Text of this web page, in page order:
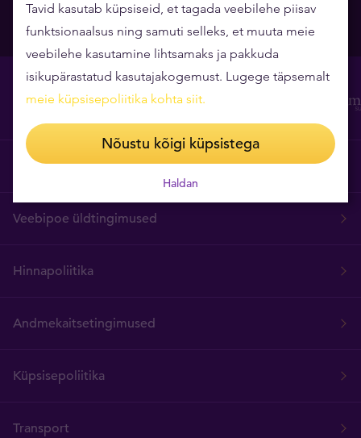
07.08.2026
KKK
Veebipoe üldtingimused
Hinnapoliitika
Andmekaitsetingimused
Küpsisepoliitika
Transport
Tavid kasutab küpsiseid, et tagada veebilehe piisav
funktsionaalsus ning samuti selleks, et muuta meie
veebilehe kasutamine lihtsamaks ja pakkuda
isikupärastatud kasutajakogemust. Lugege täpsemalt
meie küpsisepoliitika kohta siit.
Nõustu kõigi küpsistega
Haldan